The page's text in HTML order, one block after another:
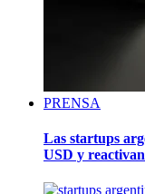
PRENSA
Las startups
USD y